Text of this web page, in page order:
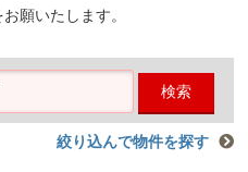
願いたします。
検索
絞り込んで物件を探す